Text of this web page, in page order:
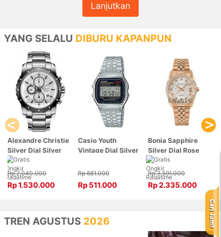
Lanjutkan
YANG SELALU DIBURU KAPANPUN
Alexandre Christie
Silver Dial Silver
Stainless Steel,
Case Silver
6141MCBTBSL
Rp 2.040.000
Rp 1.530.000
Casio Youth
Vintage Dial Silver
Case Silver
Rp 681.000
Rp 511.000
Bonia Sapphire
Silver Dial Rose
Gold Stainless
Steel, Case Rose
Gold BNB10550-
3516S
Rp 3.591.000
Rp 2.335.000
TREN AGUSTUS 2026